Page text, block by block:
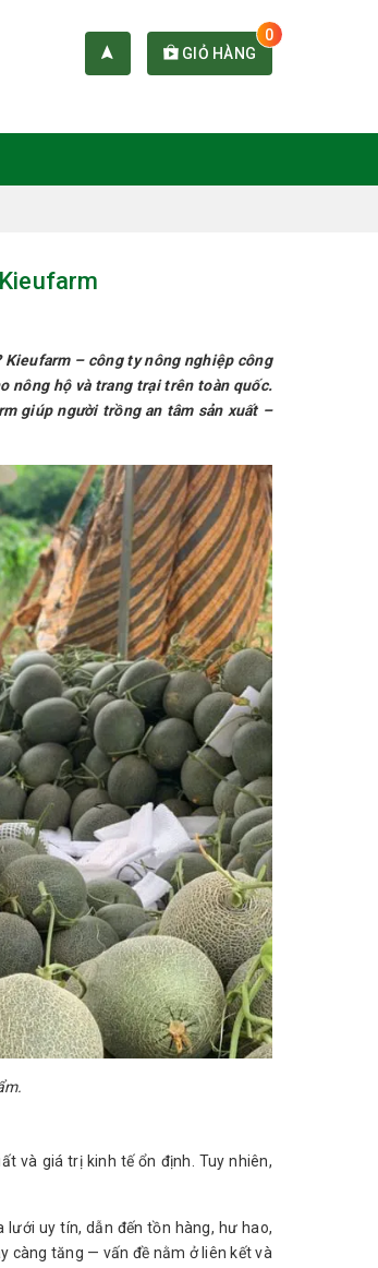
GIỎ HÀNG
0
Kieufarm – công ty nông nghiệp công
nông hộ và trang trại trên toàn quốc.
giúp người trồng an tâm sản xuất –
và giá trị kinh tế ổn định. Tuy nhiên,
uy tín, dẫn đến tồn hàng, hư hao,
càng tăng — vấn đề nằm ở liên kết và